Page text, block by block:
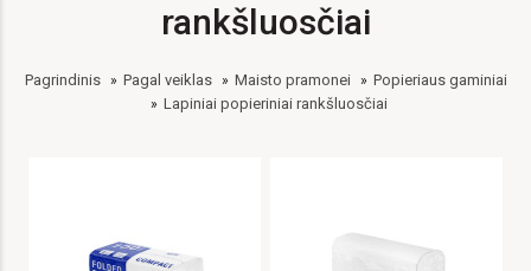
rankšluosčiai
Pagrindinis Pagal veiklas Maisto pramonei
Popieriaus gaminiai
Lapiniai popieriniai rankšluosčiai